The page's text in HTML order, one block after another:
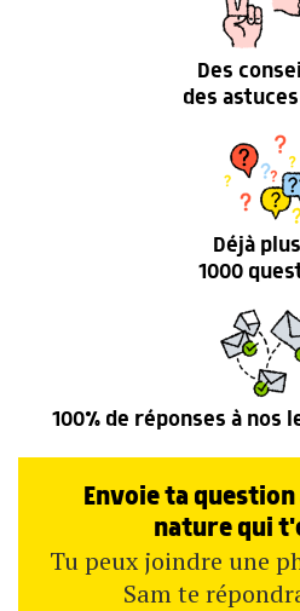
Des
des
Déjà
1000
100% de réponses à
Envoie ta question
nature qui
Tu peux joindre une
Sam te